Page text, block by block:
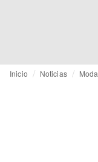
Inicio Noticias Moda